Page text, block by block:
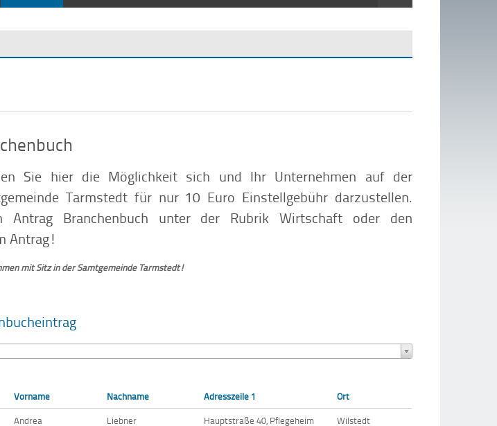
Sie hier die Möglichkeit sich und Ihr Unternehmen auf der
Tarmstedt für nur 10 Euro Einstellgebühr darzustellen.
Branchenbuch unter der Rubrik Wirtschaft oder den
Antrag!
mit Sitz in der Samtgemeinde Tarmstedt!
Vorname Nachname Adresszeile 1
Ort
Andrea Liebner Hauptstraße 40, Pflegeheim Wilstedt